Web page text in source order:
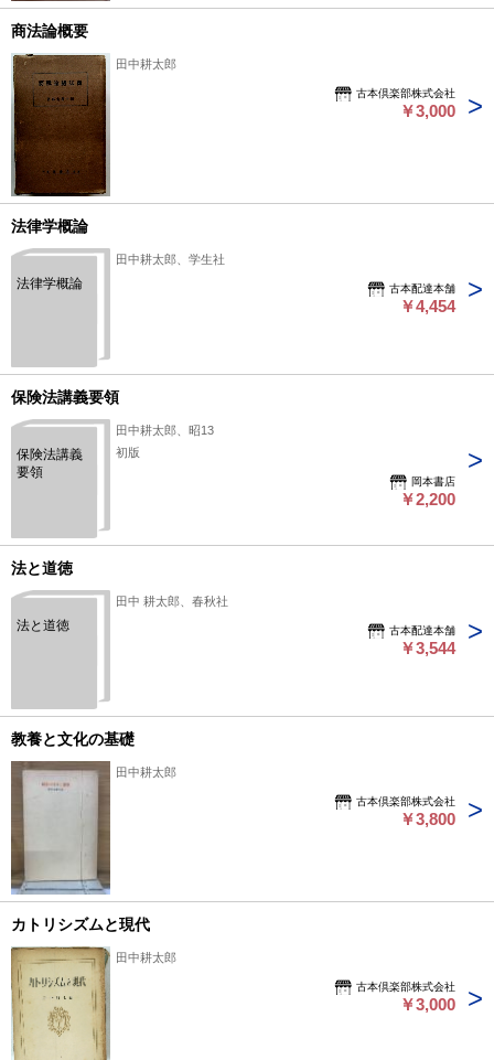
わたる田中の活動を、各分野の専門家が検証・評価する形で構
るための基本的な参考文献となっている。 状態：
商法論概要
田中耕太郎
古本倶楽部株式会社
￥3,000
法律学概論
法律学概論
田中耕太郎、学生社
古本配達本舗
￥4,454
保険法講義要領
保険法講義
要領
田中耕太郎、昭13
初版
岡本書店
￥2,200
法と道徳
法と道徳
田中 耕太郎、春秋社
古本配達本舗
￥3,544
教養と文化の基礎
田中耕太郎
古本倶楽部株式会社
￥3,800
カトリシズムと現代
田中耕太郎
古本倶楽部株式会社
￥3,000